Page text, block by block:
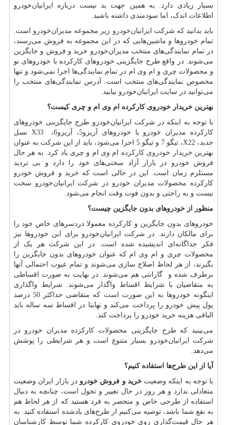
بسیار زیادی دارد. به همین جهت بد نیست درباره ایرانیان‌خودرو
اطلاعات اندک، اما سودمندی داشته باشید.
باید بدانید که شرکت
ایرانیان‌خودرو زیر مجموعه مدیران‌خودرو است.
تمام خودروها و ماشین‌هایی که در این مجموعه به فروش می‌رسند،
در تمام نمایندگی‌های منتخب مدیران‌خودرو خرید و فروش و جایگزین
می‌شوند. در واقع طرح جایگزینی خودروهای کارکرده با خودروهای نو
و محصولات چری و ام وی ام در تمام نمایندگی‌ها اجرا نمی‌شود و تنها
مخصوص نمایندگی‌های منتخب است. آدرس نمایندگی‌های منتخب را
می‌توانید در سایت ایرانیان‌خودرو بیابید.
بهترین خریدار خودروی کارکرده ام وی ام و چری کیست؟
با توجه به اینکه در شرکت ایرانیان‌خودرو طرح جایگزینی خودروهای
کارکرده مدیران خودرو با خودروهای آریزو5، آریزو6،
X33 نسل
جدید، X22
، تیگو 7 و تیگو 5 اجرا می‌شود، باید از این شرکت به عنوان
بهترین خریدار خودروی کارکرده ام وی ام و چری یاد کرد. به هر حال
فروش خودرو در بازار آزاد سختی‌های خود را دارد و بی تردید
مستلزم زمان است. این در حالی است که خرید و فروش خودرو
کارکرده محصولات مدیران خودرو در شرکت ایرانیان‌خودرو سخت
نیست و به راحتی و بدون فوت وقت انجام می‌شود.
منظور از خودروهای بدون جایگزین چیست؟
خودروهای بدون جایگزین و کارکرده معمولا دردسرهای خاص خود را
برای مالکان دارند. در شرکت ایرانیان‌خودرو برای این خودروها نیز
فکر جداگانه‌ای اندیشیده شده است. در این شرکت هر یک از
محصولات چری و ام وی ام که عنوان خودروهای بدون جایگزین را
بگیرند، از هر لحاظ اصلاح سازی می‌شوند و تمام عیوب احتمالی آنها
برطرف شده و گارانتی هم می‌شوند. در نهایت به صورت اقساطی
به متقاضیان با شرایط اقساط واگذار می‌شوند. شرایط واگذاری
اینگونه خودروها به این صورت است که متقاضی حداکثر 50 درصد
پول پیش خودرو را پرداخت می‌کند و نهایتا در اقساط سه ساله باید
الباقی هزینه خرید خودرو را پرداخت کند.
می‌بینید که طرح جایگزینی محصولات کارکرده مدیران خودرو در
شرکت ایرانیان‌خودرو بسیار متنوع است و هر شرایطی را پوشش
می‌دهد.
آیا از این طرح‌ها استفاده کنیم؟
با توجه به اینکه وضعیتخرید و فروش خودرو در بازار ایران وضعیت
متعادلی ندارد و هر روز در حال تغییر و تحول است، چنانچه به دنبال
استفاده از طرحی خاص و منحصر به فرد هستید که از هر لحاظ هم
به نفع شما باشد، توصیه می‌کنیم از طرح‌های یادشده استفاده کنید. به
هر حال قیمت‌گذاری روی خودروی کارکرده شما توسط کارشناسان